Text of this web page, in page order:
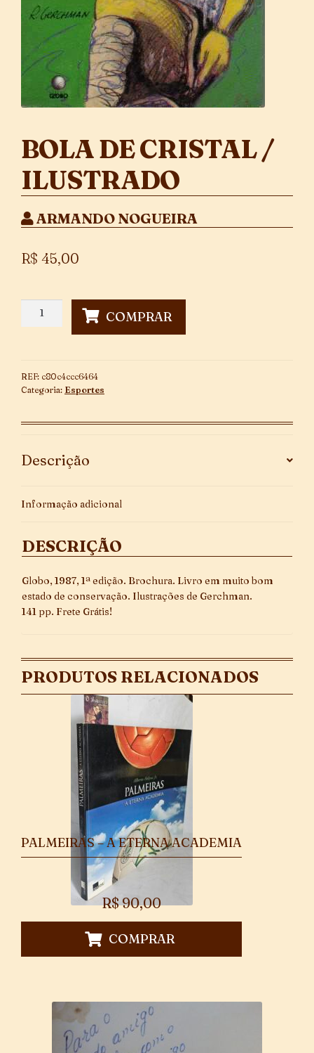
BOLA DE CRISTAL /
ILUSTRADO
ARMANDO NOGUEIRA
R$ 45,00
Bola
quantidade
COMPRAR
REF: c80c4ccc6464
Categoria: Esportes
Descrição
Informação adicional
DESCRIÇÃO
Globo, 1987, 1ª edição. Brochura. Livro em muito bom
estado de conservação. Ilustrações de Gerchman.
141 pp. Frete Grátis!
PRODUTOS RELACIONADOS
PALMEIRAS – A ETERNA ACADEMIA
R$90,00
COMPRAR